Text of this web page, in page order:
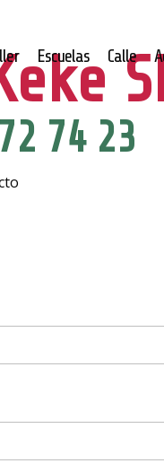
Escuelas Calle
74 23